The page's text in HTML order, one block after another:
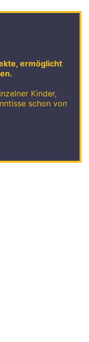
ermöglicht
Kinder,
schon von